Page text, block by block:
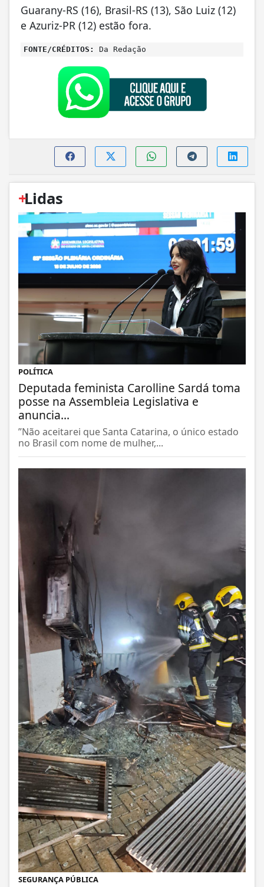
Guarany-RS (16), Brasil-RS (13), São Luiz (12)
e Azuriz-PR (12) estão fora.
FONTE/CRÉDITOS: Da Redação
+
Lidas
POLÍTICA
Deputada feminista Carolline Sardá toma
posse na Assembleia Legislativa e
anuncia...
”Não aceitarei que Santa Catarina, o único estado
no Brasil com nome de mulher,...
SEGURANÇA PÚBLICA